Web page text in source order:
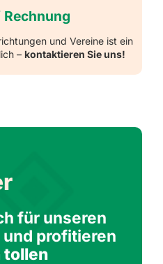
und Vereine ist ein
– kontaktieren Sie uns!
für unseren
profitieren
tollen